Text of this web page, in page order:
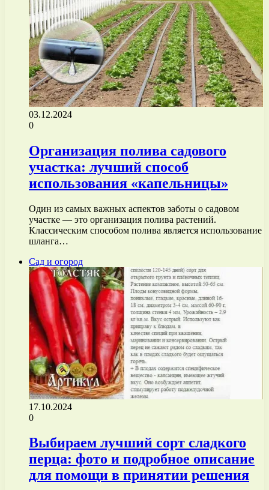
03.12.2024
0
Организация полива садового
участка: лучший способ
использования «капельницы»
Один из самых важных аспектов заботы о садовом
участке — это организация полива растений.
Классическим способом полива является использование
шланга…
Сад и огород
17.10.2024
0
Выбираем лучший сорт сладкого
перца: фото и подробное описание
для помощи в принятии решения